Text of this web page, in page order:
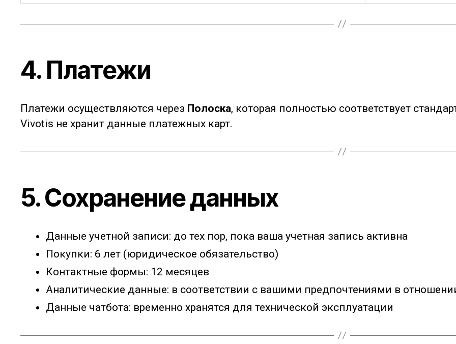
4. Платежи
Платежи осуществляются через Полоска, которая полностью соответствует
Vivotis не хранит данные платежных карт.
5. Сохранение данных
Данные учетной записи: до тех пор, пока ваша учетная запись активна
Покупки: 6 лет (юридическое обязательство)
Контактные формы: 12 месяцев
Аналитические данные: в соответствии с вашими предпочтениями в
Данные чатбота: временно хранятся для технической эксплуатации